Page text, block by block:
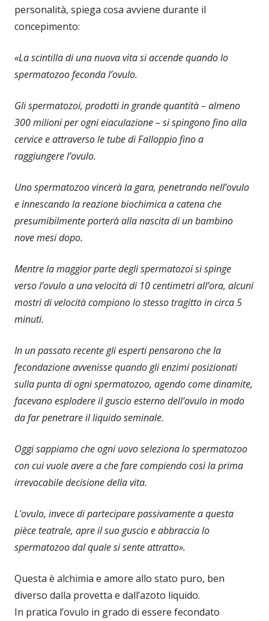
personalità, spiega cosa avviene durante il
concepimento:
«La scintilla di una nuova vita si accende quando lo
spermatozoo feconda l’ovulo.
Gli spermatozoi, prodotti in grande quantità – almeno
300 milioni per ogni eiaculazione – si spingono fino alla
cervice e attraverso le tube di Falloppio fino a
raggiungere l’ovulo.
Uno spermatozoo vincerà la gara, penetrando nell’ovulo
e innescando la reazione biochimica a catena che
presumibilmente porterà alla nascita di un bambino
nove mesi dopo.
Mentre la maggior parte degli spermatozoi si spinge
verso l’ovulo a una velocità di 10 centimetri all’ora, alcuni
mostri di velocità compiono lo stesso tragitto in circa 5
minuti.
In un passato recente gli esperti pensarono che la
fecondazione avvenisse quando gli enzimi posizionati
sulla punta di ogni spermatozoo, agendo come dinamite,
facevano esplodere il guscio esterno dell’ovulo in modo
da far penetrare il liquido seminale.
Oggi sappiamo che ogni uovo seleziona lo spermatozoo
con cui vuole avere a che fare compiendo così la prima
irrevocabile decisione della vita.
L’ovulo, invece di partecipare passivamente a questa
pièce teatrale, apre il suo guscio e abbraccia lo
spermatozoo dal quale si sente attratto».
Questa è alchimia e amore allo stato puro, ben
diverso dalla provetta e dall’azoto liquido.
In pratica l’ovulo in grado di essere fecondato